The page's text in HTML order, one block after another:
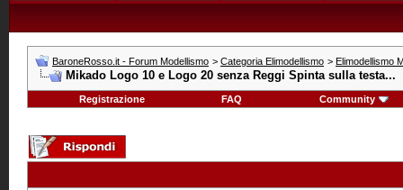
BaroneRosso.it - Forum Modellismo > Categoria Elimodellismo > Elimodellismo
Mikado Logo 10 e Logo 20 senza Reggi Spinta sulla testa...
Registrazione FAQ Community